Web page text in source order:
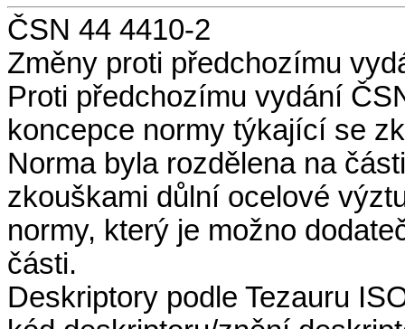
ČSN 44 4410-2
Změny proti předchozímu
Proti předchozímu vydání
koncepce normy týkající se
Norma byla rozdělena na
zkouškami důlní ocelové
normy, který je možno
části.
Deskriptory podle Tezauru